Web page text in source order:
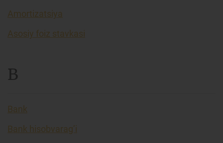
Amortizatsiya
Asosiy foiz stavkasi
B
Bank
Bank hisobvarag’i